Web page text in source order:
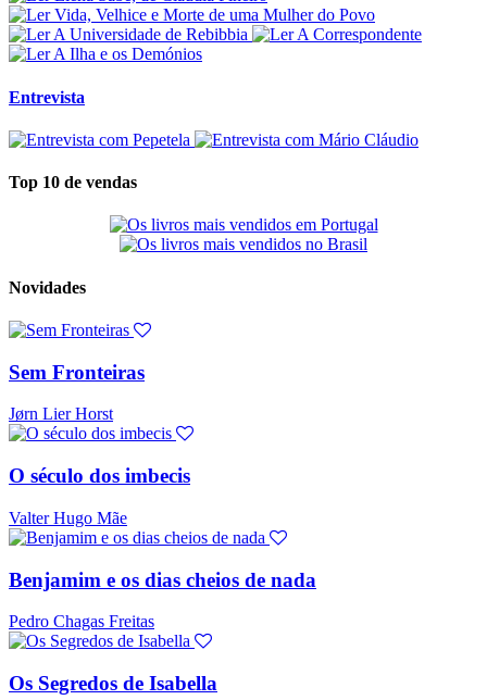
Entrevista
Top 10 de vendas
Novidades
Sem Fronteiras
Jørn Lier Horst
O século dos imbecis
Valter Hugo Mãe
Benjamim e os dias cheios de nada
Pedro Chagas Freitas
Os Segredos de Isabella